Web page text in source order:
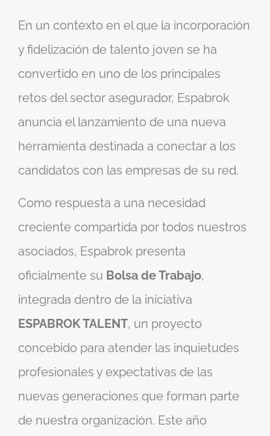
En un contexto en el que la incorporación
y fidelización de talento joven se ha
convertido en uno de los principales
retos del sector asegurador, Espabrok
anuncia el lanzamiento de una nueva
herramienta destinada a conectar a los
candidatos con las empresas de su red.
Como respuesta a una necesidad
creciente compartida por todos nuestros
asociados, Espabrok presenta
oficialmente su Bolsa de Trabajo,
integrada dentro de la iniciativa
ESPABROK TALENT, un proyecto
concebido para atender las inquietudes
profesionales y expectativas de las
nuevas generaciones que forman parte
de nuestra organización. Este año